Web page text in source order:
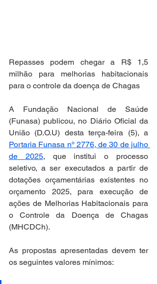
Repasses podem chegar a R$ 1,5
milhão para melhorias habitacionais
para o controle da doença de Chagas
A Fundação Nacional de Saúde
(Funasa) publicou, no Diário Oficial da
Portaria Funasa nº 2776, de 30 de julho
de 2025, que institui o processo
seletivo, a ser executados a partir de
dotações orçamentárias existentes no
orçamento 2025, para execução de
ações de Melhorias Habitacionais para
o Controle da Doença de Chagas
(MHCDCh).
As propostas apresentadas devem ter
os seguintes valores mínimos: